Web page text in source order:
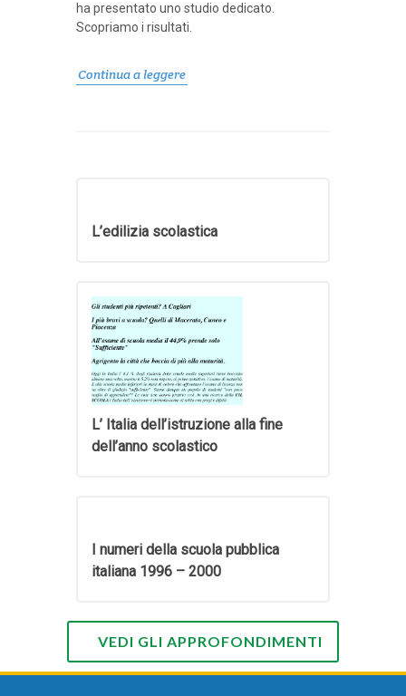
ha presentato uno studio dedicato.
Scopriamo i risultati.
Continua a leggere
L’edilizia scolastica
L’ Italia dell’istruzione alla fine
dell’anno scolastico
I numeri della scuola pubblica
italiana 1996 – 2000
VEDI GLI APPROFONDIMENTI